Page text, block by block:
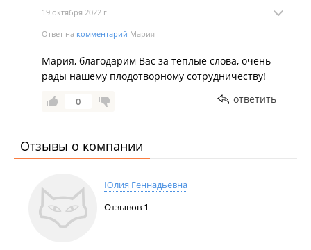
19 октября 2022 г.
Ответ на комментарий Мария
Мария, благодарим Вас за теплые слова, очень
рады нашему плодотворному сотрудничеству!
0 ответить
Отзывы о компании
Юлия Геннадьевна
Отзывов 1